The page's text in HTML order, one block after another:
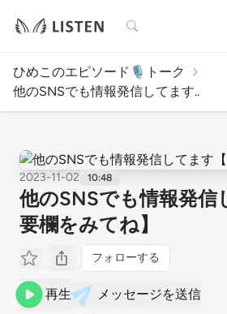
検索
ひめこのエピソード🎙️トーク
他のSNSでも情報発信してます..
2023-11-02 10:48
他のSNSでも情報発信
要欄をみてね】
フォローする
再生
メッセージを送信